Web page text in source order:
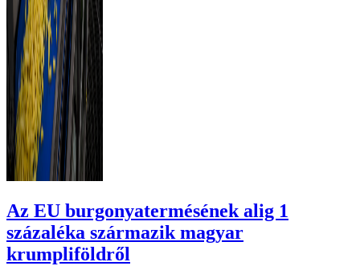
Az EU burgonyatermésének alig 1
százaléka származik magyar
krumpliföldről